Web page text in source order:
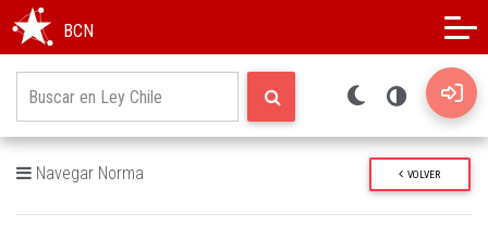
BCN
Navegar Norma VOLVER